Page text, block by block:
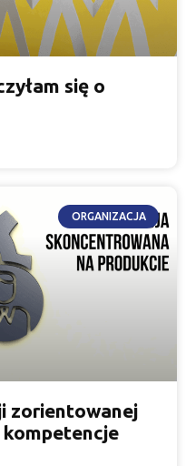
się o
ORGANIZACJA
zorientowanej